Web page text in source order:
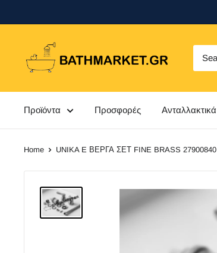
to
bathmarket.gr
Προϊόντα Προσφορές Ανταλλακτικά
Home UNIKA E ΒΕΡΓΑ ΣΕΤ FINE BRASS 27900840